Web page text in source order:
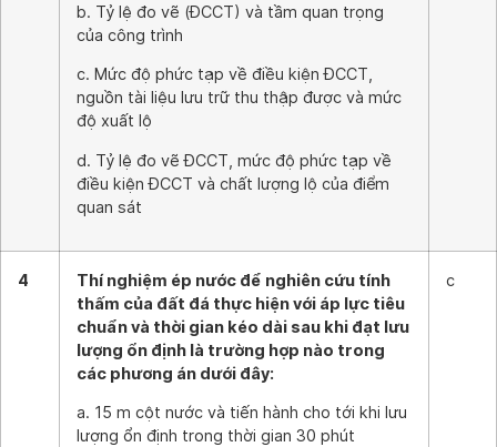
b. Tỷ lệ đo vẽ (ĐCCT) và tầm quan trọng
của công trình
c. Mức độ phức tạp về điều kiện ĐCCT,
nguồn tài liệu lưu trữ thu thập được và mức
độ xuất lộ
d. Tỷ lệ đo vẽ ĐCCT, mức độ phức tạp về
điều kiện ĐCCT và chất lượng lộ của điểm
quan sát
4
Thí nghiệm ép nước để nghiên cứu tính
thấm của đất đá thực hiện với áp lực tiêu
chuẩn và thời gian kéo dài sau khi đạt lưu
lượng ổn định là trường hợp nào trong
các phương án dưới đây:
a. 15 m cột nước và tiến hành cho tới khi lưu
lượng ổn định trong thời gian 30 phút
c